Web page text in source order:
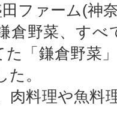
ファーム(神
倉野菜、すべ
「鎌倉野菜
。
肉料理や魚料